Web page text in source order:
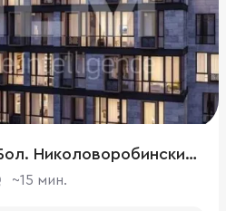
ЖК NV9 , г Москва, Бол. Николоворобинский пер., 9
~15 мин.